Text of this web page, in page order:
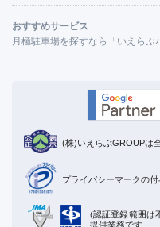
おすすめサービス
月極駐車場を探すなら「いえらぶ
(株)いえらぶGROUPは
プライバシーマークの
(認証登録範囲は
提供業務です